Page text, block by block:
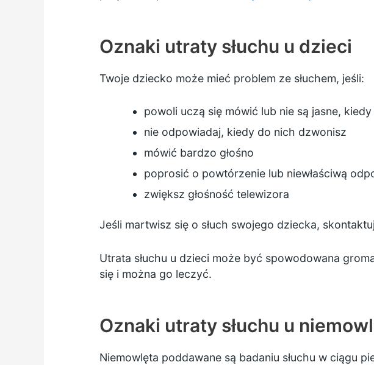
Oznaki utraty słuchu u dzieci
Twoje dziecko może mieć problem ze słuchem, jeśli:
powoli uczą się mówić lub nie są jasne, kiedy
nie odpowiadaj, kiedy do nich dzwonisz
mówić bardzo głośno
poprosić o powtórzenie lub niewłaściwą
zwiększ głośność telewizora
Jeśli martwisz się o słuch swojego dziecka,
Utrata słuchu u dzieci może być spowodowana
się i można go leczyć.
Oznaki utraty słuchu u
Niemowlęta poddawane są badaniu słuchu w ciągu